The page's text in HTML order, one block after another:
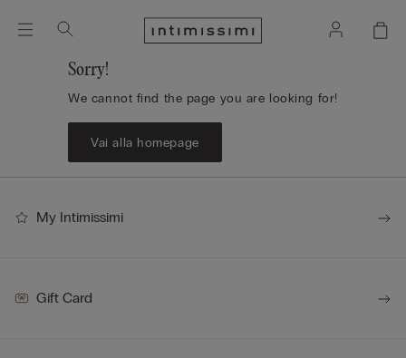
Sorry!
We cannot find the page you are looking for!
Vai alla homepage
My Intimissimi
Gift Card